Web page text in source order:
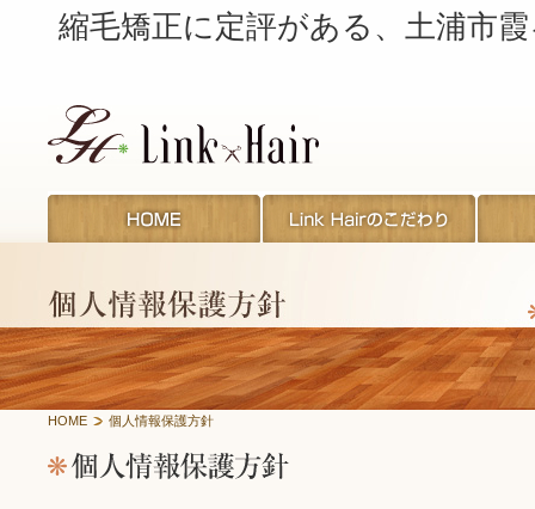
縮毛矯正に定評がある、土浦市
HOME 個人情報保護方針